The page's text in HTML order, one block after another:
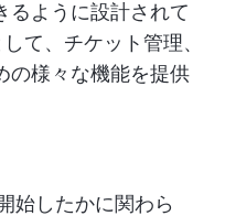
るように設計されて
て、チケット管理、
の様々な機能を提供
始したかに関わら